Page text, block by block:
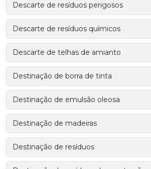
Descarte de resíduos perigosos
Descarte de resíduos químicos
Descarte de telhas de amianto
Destinação de borra de tinta
Destinação de emulsão oleosa
Destinação de madeiras
Destinação de resíduos